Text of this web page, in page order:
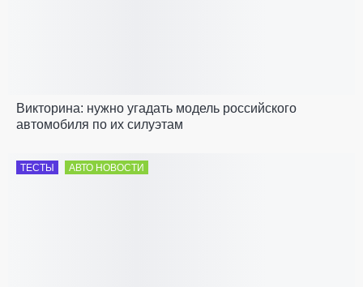
Викторина: нужно угадать модель российского
автомобиля по их силуэтам
ТЕСТЫ АВТО НОВОСТИ